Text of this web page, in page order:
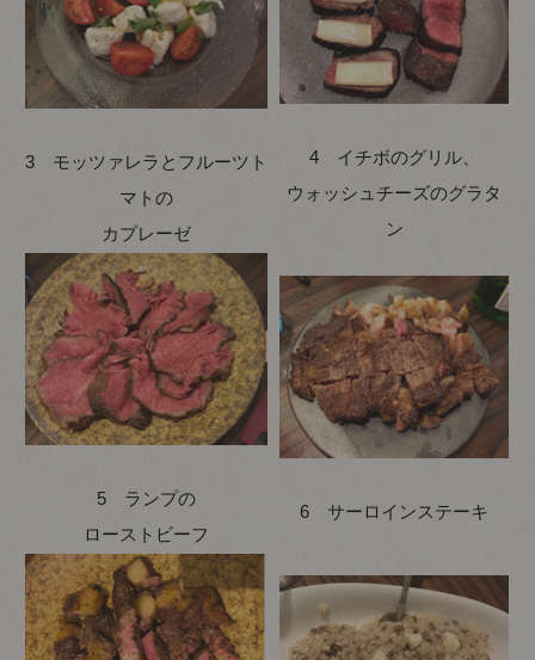
3 モッツァレラとフルーツト
マトの
カプレーゼ
4 イチボのグリル、
ウォッシュチーズのグラタ
ン
5 ランプの
ローストビーフ
6 サーロインステーキ